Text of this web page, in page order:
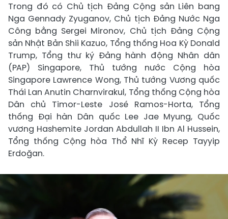
Trong đó có Chủ tịch Đảng Cộng sản Liên bang
Nga Gennady Zyuganov, Chủ tịch Đảng Nước Nga
Công bằng Sergei Mironov, Chủ tịch Đảng Cộng
sản Nhật Bản Shii Kazuo, Tổng thống Hoa Kỳ Donald
Trump, Tổng thư ký Đảng hành động Nhân dân
(PAP) Singapore, Thủ tướng nước Cộng hòa
Singapore Lawrence Wong, Thủ tướng Vương quốc
Thái Lan Anutin Charnvirakul, Tổng thống Cộng hòa
Dân chủ Timor-Leste José Ramos-Horta, Tổng
thống Đại hàn Dân quốc Lee Jae Myung, Quốc
vương Hashemite Jordan Abdullah II Ibn Al Hussein,
Tổng thống Cộng hòa Thổ Nhĩ Kỳ Recep Tayyip
Erdoğan.